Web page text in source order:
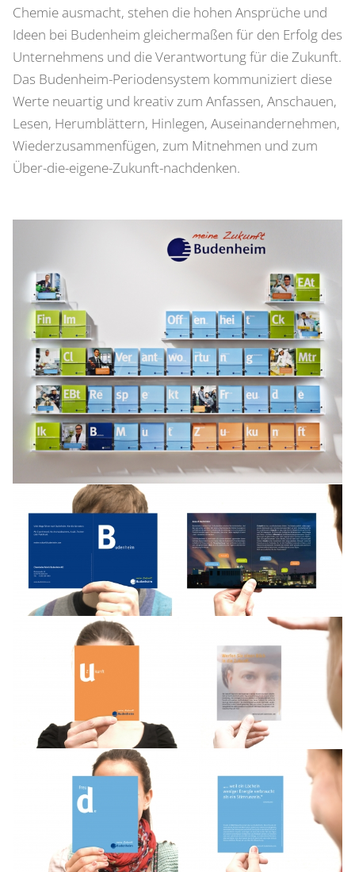
Chemie ausmacht, stehen die hohen Ansprüche und
Ideen bei Budenheim gleichermaßen für den Erfolg des
Unternehmens und die Verantwortung für die Zukunft.
Das Budenheim-Periodensystem kommuniziert diese
Werte neuartig und kreativ zum Anfassen, Anschauen,
Lesen, Herumblättern, Hinlegen, Auseinandernehmen,
Wiederzusammenfügen, zum Mitnehmen und zum
Über-die-eigene-Zukunft-nachdenken.